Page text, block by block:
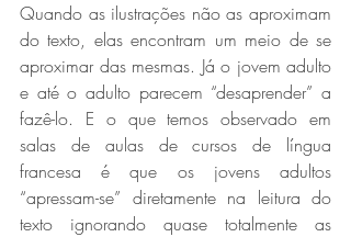
Quando as ilustrações não as aproximam
do texto, elas encontram um meio de se
aproximar das mesmas. Já o jovem adulto
e até o adulto parecem “desaprender” a
fazê-lo. E o que temos observado em
salas de aulas de cursos de língua
francesa é que os jovens adultos
“apressam-se” diretamente na leitura do
texto ignorando quase totalmente as